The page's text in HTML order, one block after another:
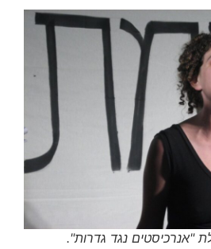
"אנרכיסטים נגד גדרות".